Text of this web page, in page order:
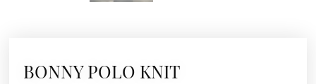
BONNY POLO KNIT